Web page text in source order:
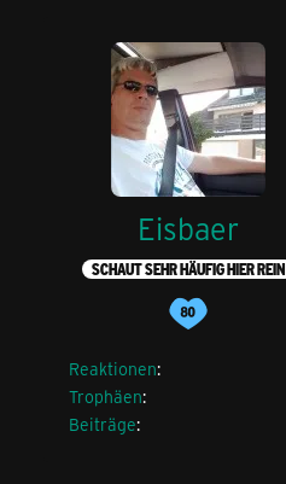
Eisbaer
SCHAUT SEHR HÄUFIG HIER REIN
Reaktionen
Trophäen
Beiträge